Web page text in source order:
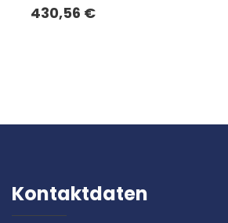
430,56 €
Kontaktdaten